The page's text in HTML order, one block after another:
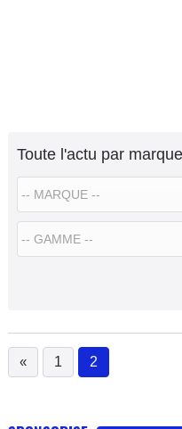
Toute l'actu par
« 1 2
(current)